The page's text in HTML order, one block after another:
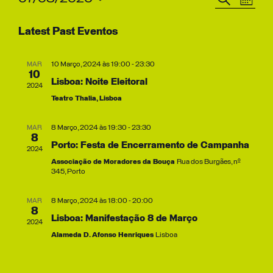
Month
data
Latest Past Eventos
MAR
10
2024
10 Março, 2024 às 19:00 -23:30
Lisboa: Noite Eleitoral
Teatro Thalia, Lisboa
MAR
8
2024
8 Março, 2024 às 19:30 -23:30
Porto: Festa de Encerramento de Campanha
Associação de Moradores da Bouça Rua dos Burgães, nº
345, Porto
MAR
8
2024
8 Março, 2024 às 18:00 -20:00
Lisboa: Manifestação 8 de Março
Alameda D. Afonso Henriques Lisboa